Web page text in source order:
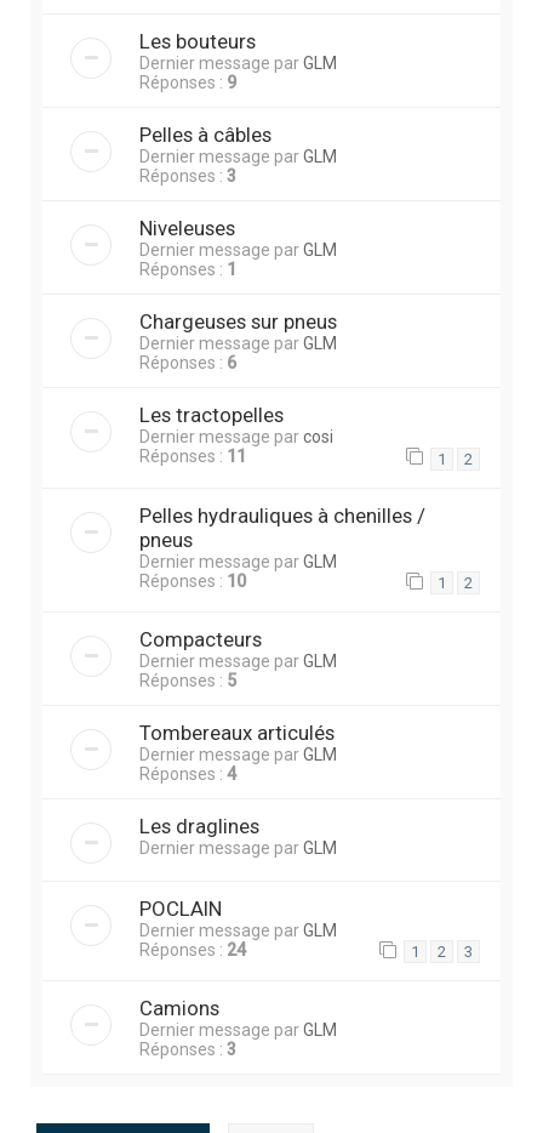
Les bouteurs
Dernier message parGLM
Réponses : 9
Pelles à câbles
Dernier message parGLM
Réponses : 3
Niveleuses
Dernier message parGLM
Réponses : 1
Chargeuses sur pneus
Dernier message parGLM
Réponses : 6
Les tractopelles
Dernier message parcosi
Réponses : 11 1 2
Pelles hydrauliques à chenilles /
pneus
Dernier message parGLM
Réponses : 10 1 2
Compacteurs
Dernier message parGLM
Réponses : 5
Tombereaux articulés
Dernier message parGLM
Réponses : 4
Les draglines
Dernier message parGLM
POCLAIN
Dernier message parGLM
Réponses : 24 1 2 3
Camions
Dernier message parGLM
Réponses : 3